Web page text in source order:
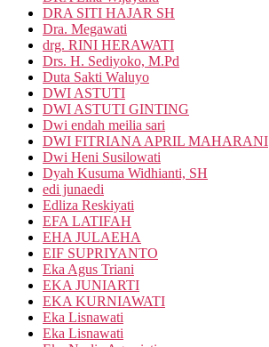
DRA SITI HAJAR SH
Dra. Megawati
drg. RINI HERAWATI
Drs. H. Sediyoko, M.Pd
Duta Sakti Waluyo
DWI ASTUTI
DWI ASTUTI GINTING
Dwi endah meilia sari
DWI FITRIANA APRIL MAHARANI
Dwi Heni Susilowati
Dyah Kusuma Widhianti, SH
edi junaedi
Edliza Reskiyati
EFA LATIFAH
EHA JULAEHA
EIF SUPRIYANTO
Eka Agus Triani
EKA JUNIARTI
EKA KURNIAWATI
Eka Lisnawati
Eka Lisnawati